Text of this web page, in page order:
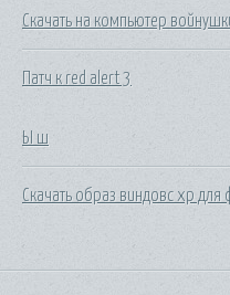
Скачать на компьютер
Патч к red alert 3
Ы ш
Скачать образ виндовс хр